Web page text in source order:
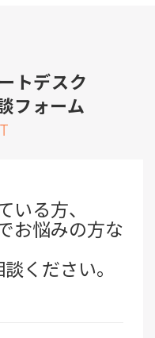
トデスク
フォーム